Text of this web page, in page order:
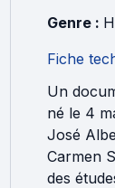
Genre :
Fiche
Un
né le 4
José
Carmen
des